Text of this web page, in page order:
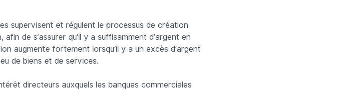
supervisent et régulent le processus de création
de s’assurer qu’il y a suffisamment d’argent en
augmente fortement lorsqu’il y a un excès d’argent
de biens et de services.
directeurs auxquels les banques commerciales